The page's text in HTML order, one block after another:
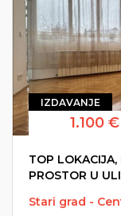
IZDAVANJE
1.100 €
TOP
PROSTOR U
Stari grad -